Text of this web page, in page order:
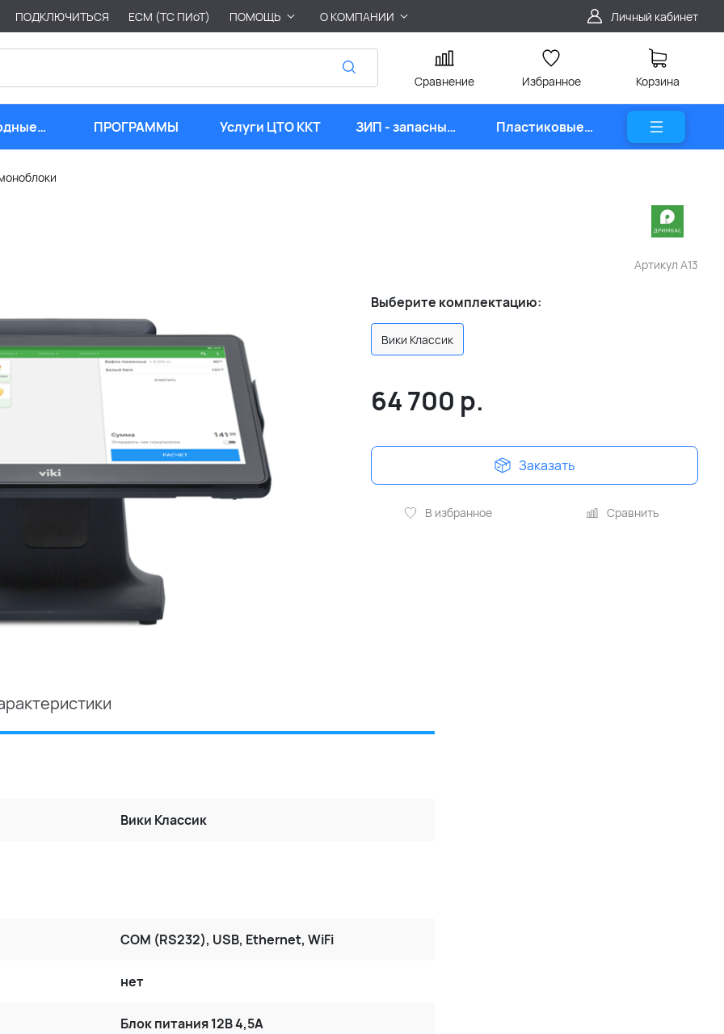
ПОДКЛЮЧИТЬСЯ ЕСМ (ТС ПИоТ) ПОМОЩЬ О КОМПАНИИ Личный кабинет
Сравнение Избранное Корзина
ПРОГРАММЫ Услуги ЦТО ККТ
ЗИП - запасные
части
Пластиковые
карты
Артикул A13
Выберите комплектацию:
Вики Классик
64 700 р.
Заказать
В избранное Сравнить
Вики Классик
COM (RS232), USB, Ethernet, WiFi
нет
Блок питания 12В 4,5А